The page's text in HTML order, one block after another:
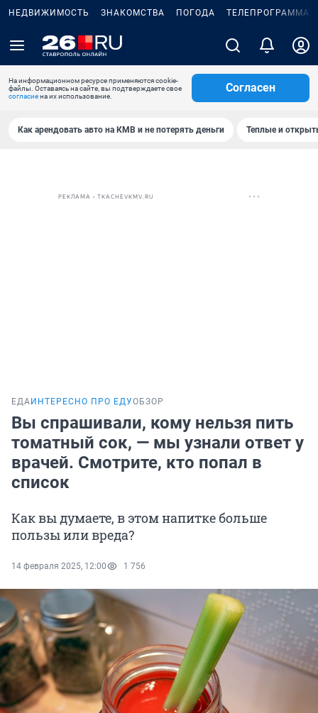
НЕДВИЖИМОСТЬ ЗНАКОМСТВА ПОГОДА ТЕЛЕПРОГРАММА
На информационном ресурсе применяются cookie-
файлы. Оставаясь на сайте, вы подтверждаете свое
согласиена их использование.
Согласен
Как арендовать авто на КМВ и не потерять деньги Теплые и
РЕКЛАМА • TKACHEVKMV.RU
ЕДА ИНТЕРЕСНО ПРО ЕДУОБЗОР
Вы спрашивали, кому нельзя пить
томатный сок, — мы узнали ответ у
врачей. Смотрите, кто попал в
список
Как вы думаете, в этом напитке больше
пользы или вреда?
14 февраля 2025, 12:00 1 756